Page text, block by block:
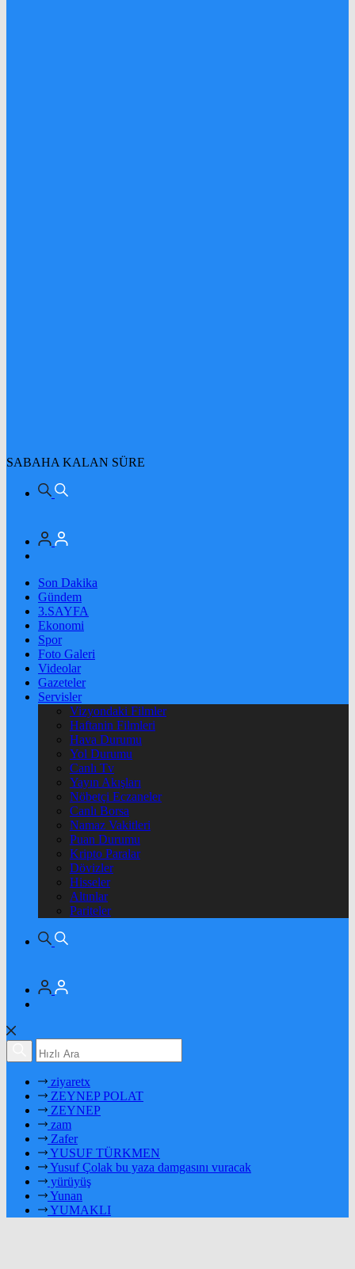
SABAHA KALAN SÜRE
Son Dakika
Gündem
3.SAYFA
Ekonomi
Spor
Foto Galeri
Videolar
Gazeteler
Servisler
Vizyondaki Filmler
Haftanin Filmleri
Hava Durumu
Yol Durumu
Canlı Tv
Yayın Akışları
Nöbetçi Eczaneler
Canlı Borsa
Namaz Vakitleri
Puan Durumu
Kripto Paralar
Dövizler
Hisseler
Altınlar
Pariteler
ziyaretx
ZEYNEP POLAT
ZEYNEP
zam
Zafer
YUSUF TÜRKMEN
Yusuf Çolak bu yaza damgasını vuracak
yürüyüş
Yunan
YUMAKLI